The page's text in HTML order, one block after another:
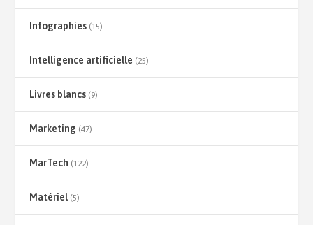
Infographies (15)
Intelligence artificielle (25)
Livres blancs (9)
Marketing (47)
MarTech (122)
Matériel(5)